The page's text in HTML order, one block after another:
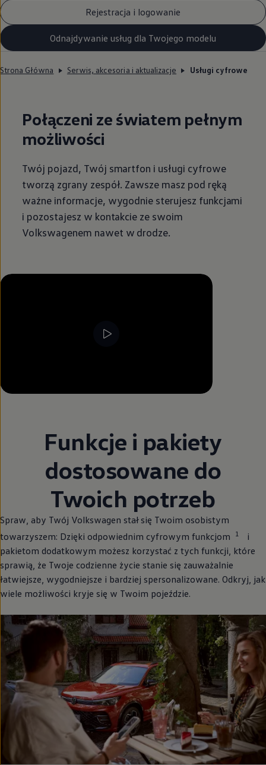
Rejestracja i logowanie
Odnajdywanie usług dla Twojego modelu
Strona Główna Serwis, akcesoria i aktualizacje Usługi cyfrowe
Połączeni ze światem pełnym
możliwości
Twój pojazd, Twój smartfon i usługi cyfrowe
tworzą zgrany zespół. Zawsze masz pod ręką
ważne informacje, wygodnie sterujesz funkcjami
i pozostajesz w kontakcie ze swoim
Volkswagenem nawet w drodze.
Funkcje i pakiety
dostosowane do
Twoich potrzeb
Spraw, aby Twój Volkswagen stał się Twoim osobistym
towarzyszem: Dzięki odpowiednim cyfrowym funkcjom
1
i
pakietom dodatkowym możesz korzystać z tych funkcji, które
sprawią, że Twoje codzienne życie stanie się zauważalnie
łatwiejsze, wygodniejsze i bardziej spersonalizowane. Odkryj, jak
wiele możliwości kryje się w Twoim pojeździe.